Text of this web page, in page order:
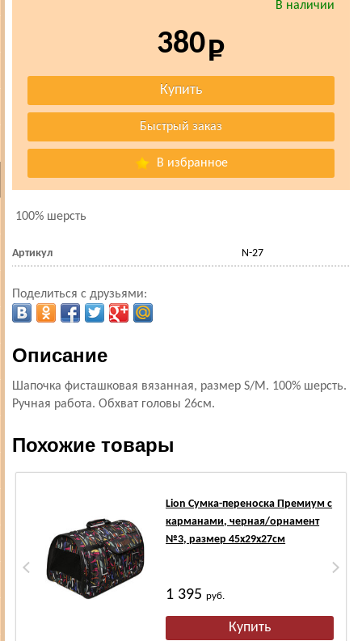
В наличии
380
В избранное
100% шерсть
Артикул N-27
Поделиться с друзьями:
Описание
Шапочка фисташковая вязанная, размер S/М. 100% шерсть.
Ручная работа. Обхват головы 26см.
Похожие товары
Lion Сумка-переноска Премиум с
карманами, черная/орнамент
№3, размер 45х29х27см
1 395руб.